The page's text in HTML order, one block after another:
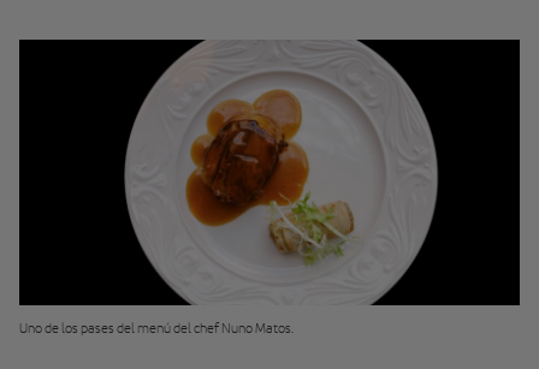
Uno de los pases del menú del chef Nuno Matos.